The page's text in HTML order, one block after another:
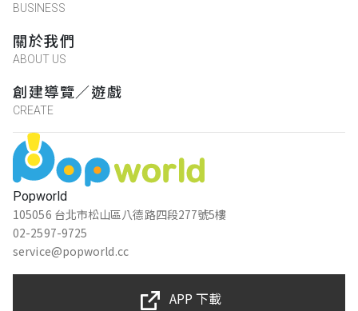
Popworld
105056 台北市松山區八德路四段277號5樓
02-2597-9725
service@popworld.cc
BUSINESS
關於我們
ABOUT US
創建導覽／遊戲
CREATE
APP 下載